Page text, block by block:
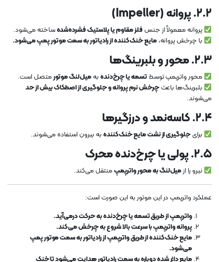
۲.۲. پروانه (Impeller)
پروانه معمولاً از جنس فلز مقاوم یا پلاستیک فشرده‌شدهساخته می‌شود.
با چرخش پروانه،مایع خنک‌کننده از رادیاتور به سمت موتور پمپ می‌شود.
۲.۳. محور و بلبرینگ‌ها
محور واترپمپ توسطتسمه یا چرخ‌دندهبهمیل‌لنگ موتورمتصل است.
بلبرینگ‌ها باعثچرخش نرم پروانه و جلوگیری از اصطکاک بیش از حد
می‌شوند.
۲.۴. کاسه‌نمد و درزگیرها
برایجلوگیری از نشت مایع خنک‌کنندهبه بیرون استفاده می‌شوند.
۲.۵. پولی یا چرخ‌دنده محرک
نیرو را ازمیل‌لنگ به محور واترپمپمنتقل می‌کند.
عملکرد واترپمپ در این موتور به این صورت است:
واترپمپ از طریق تسمه یا چرخ‌دنده به حرکت درمی‌آید.
پروانه واترپمپ با سرعت بالا شروع به چرخش می‌کند.
مایع خنک‌کننده از طریق واترپمپ از رادیاتور به سمت موتور پمپ
می‌شود.
مایع داغ شده دوباره به سمت رادیاتور هدایت می‌شود تا خنک